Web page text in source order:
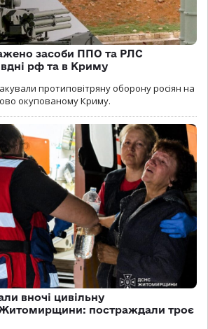
засоби ППО та РЛС
рф та в Криму
протиповітряну оборону росіян на
окупованому Криму.
вночі цивільну
Житомирщини: постраждали троє